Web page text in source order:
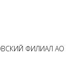
ФИЛИАЛ АО